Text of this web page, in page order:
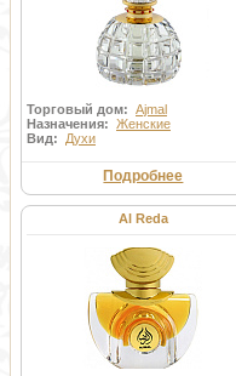
Торговый дом: Ajmal
Назначения: Женские
Вид: Духи
Подробнее
Al Reda